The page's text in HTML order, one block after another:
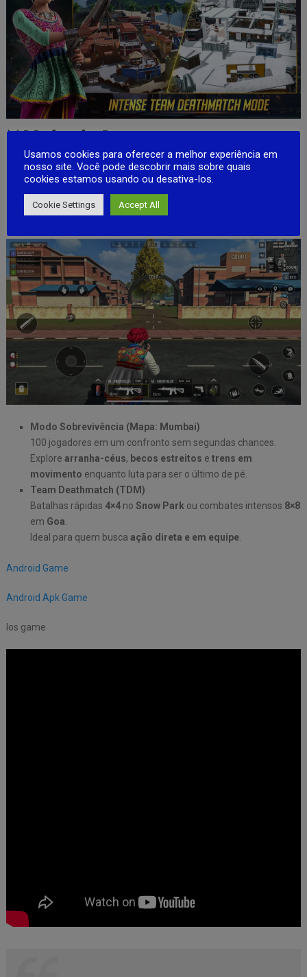
⚔️ Modos de Jogo
Modo Clássico (Mapa: Andaman)
40 jogadores, 3 chances de reaparecimento e ação
estratégica em ritmo frenético. Reviva, reagrupe e lute pela
vitória!
Modo Sobrevivência (Mapa: Mumbai)
100 jogadores em um confronto sem segundas chances.
Explore arranha-céus, becos estreitos e trens em
movimento enquanto luta para ser o último de pé.
Team Deathmatch (TDM)
Batalhas rápidas 4×4no Snow Park ou combates intensos 8×8
em Goa
Ideal para quem busca ação direta e em equipe.
Android Game
Android Apk Game
Ios game
Usamos cookies para oferecer a melhor experiência em
nosso site. Você pode descobrir mais sobre quais
cookies estamos usando ou desativa-los.
Cookie Settings Accept All